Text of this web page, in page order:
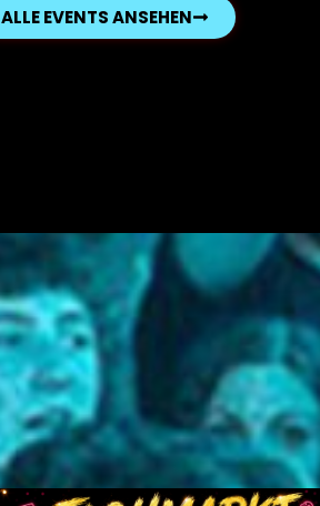
ALLE EVENTS ANSEHEN